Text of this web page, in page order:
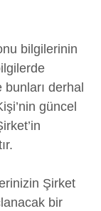
bilgilerinin
derhal
güncel
Şirket
bir